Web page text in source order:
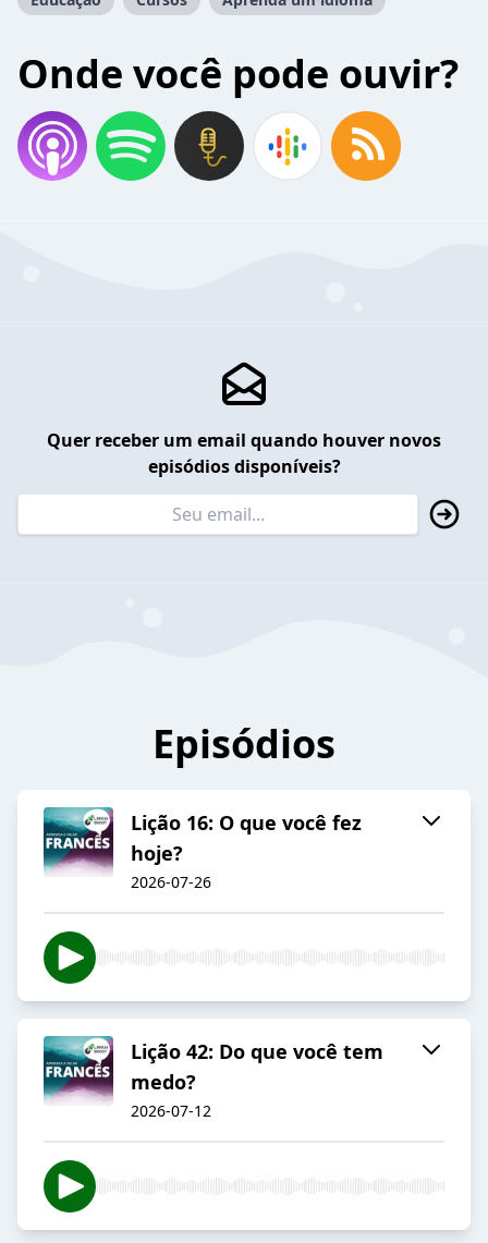
Onde você pode ouvir?
Quer receber um email quando houver novos
episódios disponíveis?
Episódios
Lição 16: O que você fez
hoje?
2026-07-26
Lição 42: Do que você tem
medo?
2026-07-12